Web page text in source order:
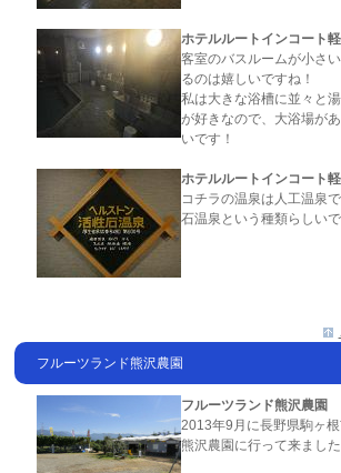
ホテルルートインコート
客室のバスルームが小さ
るのは嬉しいですね！
私は大きな浴槽に並々と
が好きなので、大浴場が
いです！
ホテルルートインコート
コチラの温泉は人工温泉
石温泉という種類らしいで
フルーツランド熊沢農園
フルーツランド熊沢農園
2013年9月に長野県駒ヶ
熊沢農園に行って来ました